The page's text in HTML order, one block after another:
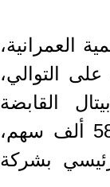
العمرانية،
سهم، 42 ألف سهم، على التوالي،
القابضة
للاستثمارات المالية، وراية لخدمات مراكز الاتصالات 58 ألف سهم،
بشركة